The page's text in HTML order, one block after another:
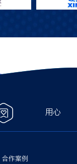
用心
合作案例